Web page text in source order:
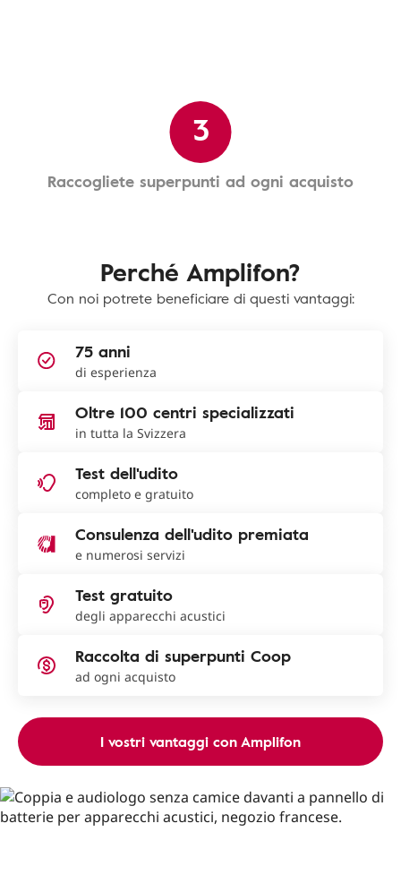
3
Raccogliete superpunti ad ogni acquisto
Perché Amplifon?
Con noi potrete beneficiare di questi vantaggi:
75 anni
di esperienza
Oltre 100 centri specializzati
in tutta la Svizzera
Test dell'udito
completo e gratuito
Consulenza dell'udito premiata
e numerosi servizi
Test gratuito
degli apparecchi acustici
Raccolta di superpunti Coop
ad ogni acquisto
I vostri vantaggi con Amplifon